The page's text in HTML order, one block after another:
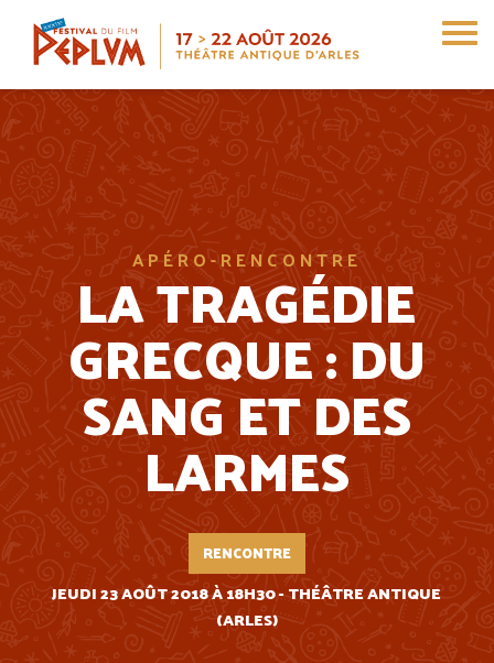
contenu
principal
APÉRO-RENCONTRE
LA TRAGÉDIE
GRECQUE : DU
SANG ET DES
LARMES
RENCONTRE
JEUDI 23 AOÛT 2018 À 18H30 - THÉÂTRE ANTIQUE
(ARLES)